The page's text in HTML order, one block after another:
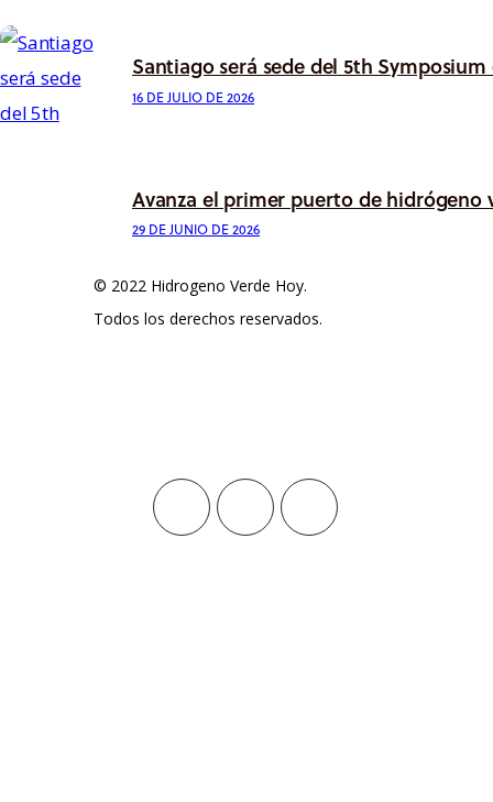
Santiago será sede del 5th
16 DE JULIO DE 2026
Avanza el primer puerto de hidrógeno
29 DE JUNIO DE 2026
© 2022 Hidrogeno Verde Hoy.
Todos los derechos reservados.